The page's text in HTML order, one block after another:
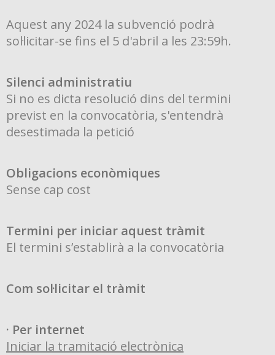
Aquest any 2024 la subvenció podrà
sol·licitar-se fins el 5 d'abril a les 23:59h.
Silenci administratiu
Si no es dicta resolució dins del termini
previst en la convocatòria, s'entendrà
desestimada la petició
Obligacions econòmiques
Sense cap cost
Termini per iniciar aquest tràmit
El termini s’establirà a la convocatòria
Com sol·licitar el tràmit
· Per internet
Iniciar la tramitació electrònica